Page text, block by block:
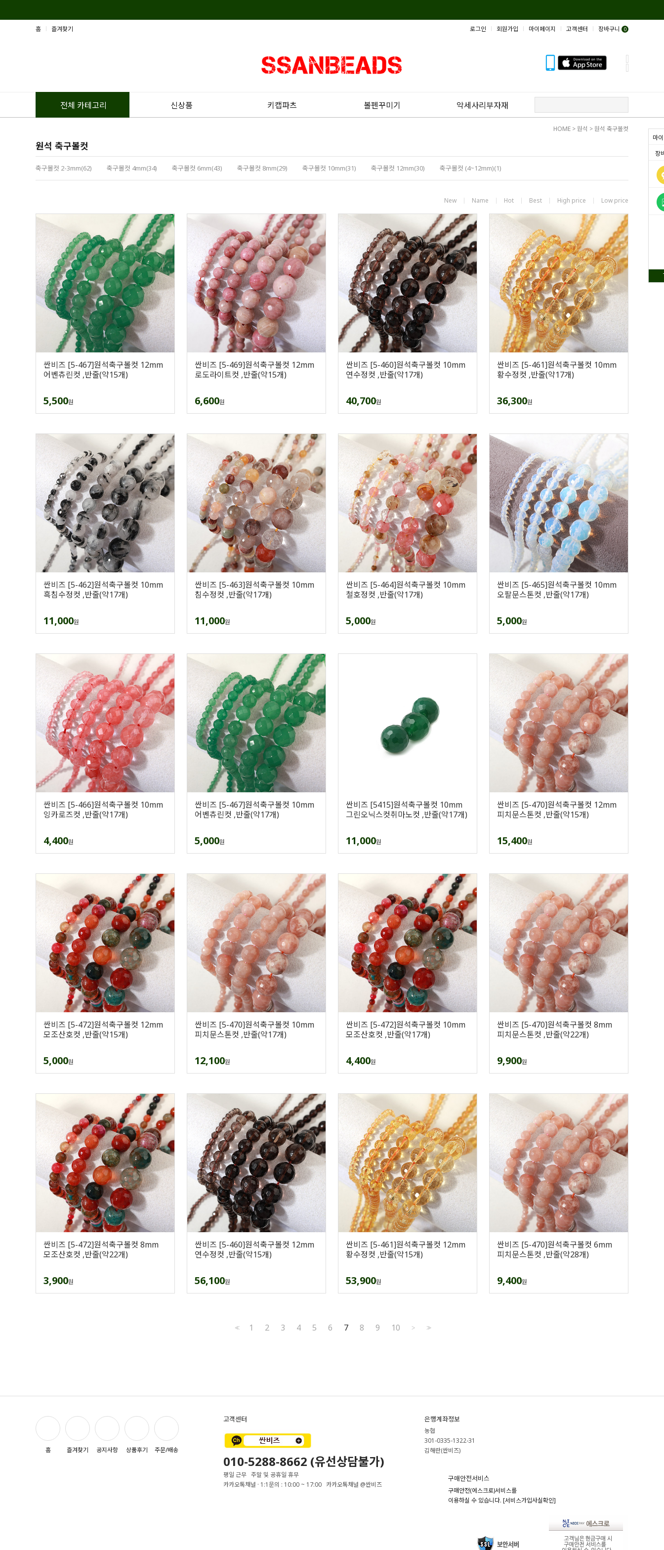
마
장
홈 즐겨찾기 로그인 회원가입 마이페이지 고객센터 장바구니 0
전체 카테고리 신상품 키캡파츠 볼펜꾸미기 악세사리부자재
HOME >원석 >원석 축구볼컷
원석 축구볼컷
축구볼컷 2-3mm(62) 축구볼컷 4mm(34) 축구볼컷 6mm(43) 축구볼컷 8mm(29) 축구볼컷 10mm(31) 축구볼컷 12mm(30) 축구볼컷 (4~12mm)(1)
New Name Hot Best High price Low price
싼비즈 [5-467]원석축구볼컷 12mm
어벤츄린컷 ,반줄(약15개)
5,500원
싼비즈 [5-469]원석축구볼컷 12mm
로도라이트컷 ,반줄(약15개)
6,600원
싼비즈 [5-460]원석축구볼컷 10mm
연수정컷 ,반줄(약17개)
40,700원
싼비즈 [5-461]원석축구볼컷 10mm
황수정컷 ,반줄(약17개)
36,300원
싼비즈 [5-462]원석축구볼컷 10mm
흑침수정컷 ,반줄(약17개)
11,000원
싼비즈 [5-463]원석축구볼컷 10mm
침수정컷 ,반줄(약17개)
11,000원
싼비즈 [5-464]원석축구볼컷 10mm
철호정컷 ,반줄(약17개)
5,000원
싼비즈 [5-465]원석축구볼컷 10mm
오팔문스톤컷 ,반줄(약17개)
5,000원
싼비즈 [5-466]원석축구볼컷 10mm
잉카로즈컷 ,반줄(약17개)
4,400원
싼비즈 [5-467]원석축구볼컷 10mm
어벤츄린컷 ,반줄(약17개)
5,000원
싼비즈 [5415]원석축구볼컷 10mm
그린오닉스컷취마노컷 ,반줄(약17개)
11,000원
싼비즈 [5-470]원석축구볼컷 12mm
피치문스톤컷 ,반줄(약15개)
15,400원
싼비즈 [5-472]원석축구볼컷 12mm
모조산호컷 ,반줄(약15개)
5,000원
싼비즈 [5-470]원석축구볼컷 10mm
피치문스톤컷 ,반줄(약17개)
12,100원
싼비즈 [5-472]원석축구볼컷 10mm
모조산호컷 ,반줄(약17개)
4,400원
싼비즈 [5-470]원석축구볼컷 8mm
피치문스톤컷 ,반줄(약22개)
9,900원
싼비즈 [5-472]원석축구볼컷 8mm
모조산호컷 ,반줄(약22개)
3,900원
싼비즈 [5-460]원석축구볼컷 12mm
연수정컷 ,반줄(약15개)
56,100원
싼비즈 [5-461]원석축구볼컷 12mm
황수정컷 ,반줄(약15개)
53,900원
싼비즈 [5-470]원석축구볼컷 6mm
피치문스톤컷 ,반줄(약28개)
9,400원
<< 1 2 3 4 5 6 7 8 9 10 > >>
홈 즐겨찾기 공지사항 상품후기 주문/배송
고객센터
010-5288-8662 (유선상담불가)
평일 근무 주말 및 공휴일 휴무
카카오톡채널 · 1:1문의 : 10:00 ~ 17:00 카카오톡채널 @싼비즈
은행계좌정보
농협
301-0335-1322-31
김해란(싼비즈)
구매안전서비스
구매안전(에스크로)서비스를
이용하실 수 있습니다. [서비스가입사실확인]